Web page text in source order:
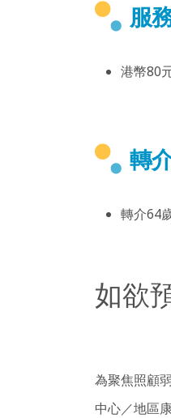
服
港幣80
轉
轉介64
如欲
為聚焦照顧
中心／地區